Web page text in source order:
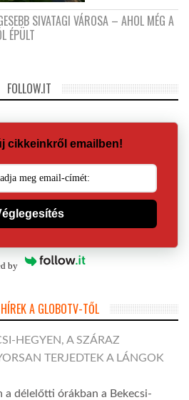
SIVATAGI VÁROSA – AHOL MÉG A
ÉPÜLT
FOLLOW.IT
cikkeinkről emailben!
by
A GLOBOTV-TŐL
HEGYEN, A SZÁRAZ
TERJEDTEK A LÁNGOK
a délelőtti órákban a Bekecsi-